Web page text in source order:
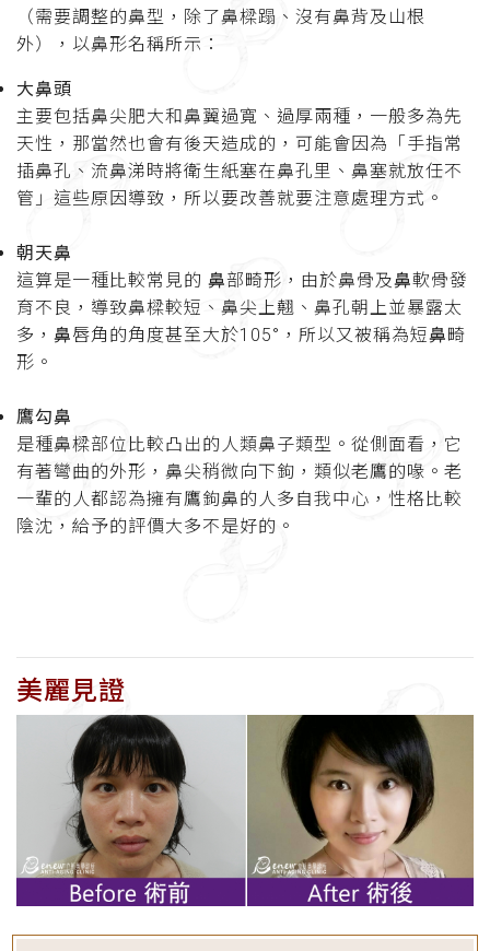
（需要調整的鼻型，除了鼻樑蹋、沒有鼻背及山根
外），以鼻形名稱所示：
大鼻頭
主要包括鼻尖肥大和鼻翼過寬、過厚兩種，一般多為先
天性，那當然也會有後天造成的，可能會因為「手指常
插鼻孔、流鼻涕時將衛生紙塞在鼻孔里、鼻塞就放任不
管」這些原因導致，所以要改善就要注意處理方式。
朝天鼻
這算是一種比較常見的 鼻部畸形，由於鼻骨及鼻軟骨發
育不良，導致鼻樑較短、鼻尖上翹、鼻孔朝上並暴露太
多， 鼻唇角的角度甚至大於105°，所以又被稱為短鼻畸
形。
鷹勾鼻
是種鼻樑部位比較凸出的人類鼻子類型。從側面看，它
有著彎曲的外形，鼻尖稍微向下鉤，類似老鷹的喙。老
一輩的人都認為擁有鷹鉤鼻的人多自我中心，性格比較
陰沈，給予的評價大多不是好的。
美麗見證